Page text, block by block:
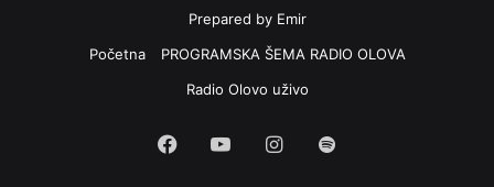
Prepared by Emir
Početna
PROGRAMSKA ŠEMA RADIO OLOVA
Radio Olovo uživo
Facebook
YouTubeInstagram
Spotify